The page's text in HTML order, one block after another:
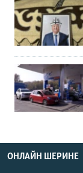
ОНЛАЙН ШЕРИНЕ